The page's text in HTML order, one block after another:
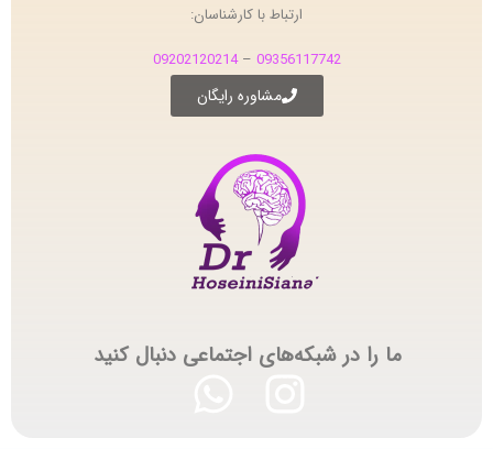
ارتباط با کارشناسان:
09356117742
–
09202120214
مشاوره رایگان
ما را در شبکه‌های اجتماعی دنبال کنید